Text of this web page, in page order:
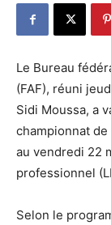
Le Bureau
(FAF), réuni
Sidi Moussa, a
championnat
au vendredi 22
professionnel
Selon le